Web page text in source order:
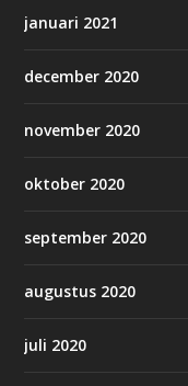
januari 2021
december 2020
november 2020
oktober 2020
september 2020
augustus 2020
juli 2020